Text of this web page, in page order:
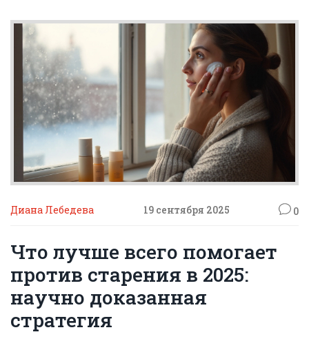
Диана Лебедева 19 сентября 2025 0
Что лучше всего помогает
против старения в 2025:
научно доказанная
стратегия